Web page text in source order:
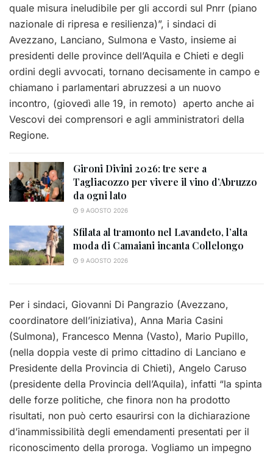
quale misura ineludibile per gli accordi sul Pnrr (piano
nazionale di ripresa e resilienza)”, i sindaci di
Avezzano, Lanciano, Sulmona e Vasto, insieme ai
presidenti delle province dell’Aquila e Chieti e degli
ordini degli avvocati, tornano decisamente in campo e
chiamano i parlamentari abruzzesi a un nuovo
incontro, (giovedì alle 19, in remoto) aperto anche ai
Vescovi dei comprensori e agli amministratori della
Regione.
Gironi Divini 2026: tre sere a
Tagliacozzo per vivere il vino d’Abruzzo
da ogni lato
9 AGOSTO 2026
Sfilata al tramonto nel Lavandeto, l’alta
moda di Camaiani incanta Collelongo
9 AGOSTO 2026
Per i sindaci, Giovanni Di Pangrazio (Avezzano,
coordinatore dell’iniziativa), Anna Maria Casini
(Sulmona), Francesco Menna (Vasto), Mario Pupillo,
(nella doppia veste di primo cittadino di Lanciano e
Presidente della Provincia di Chieti), Angelo Caruso
(presidente della Provincia dell’Aquila), infatti “la spinta
delle forze politiche, che finora non ha prodotto
risultati, non può certo esaurirsi con la dichiarazione
d’inammissibilità degli emendamenti presentati per il
riconoscimento della proroga. Vogliamo un impegno